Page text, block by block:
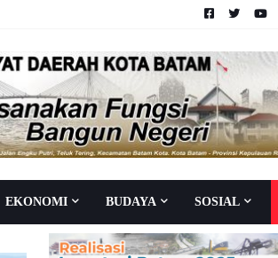
EKONOMI BUDAYA SOSIAL